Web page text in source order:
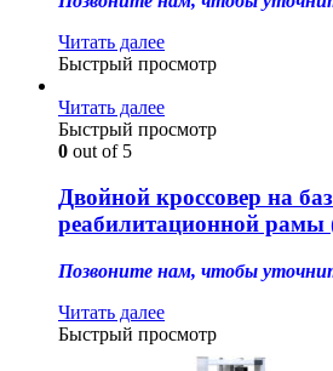
Читать далее
Быстрый просмотр
Читать далее
Быстрый просмотр
0 out of 5
Двойной кроссовер на
реабилитационной рамы
Позвоните нам, чтобы
Читать далее
Быстрый просмотр